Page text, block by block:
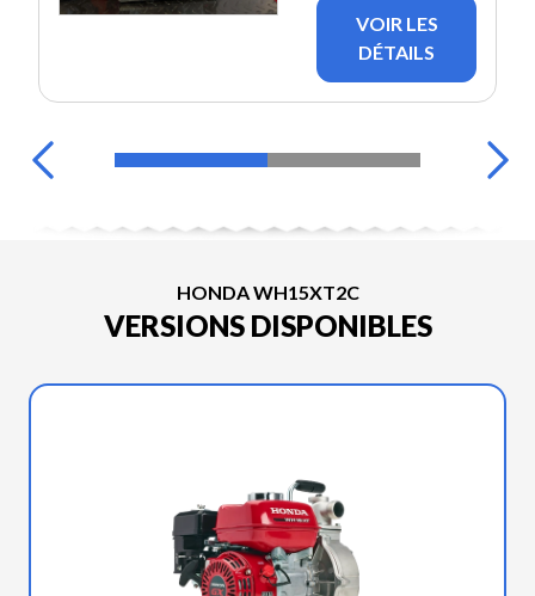
VOIR LES
DÉTAILS
HONDA WH15XT2C
VERSIONS DISPONIBLES